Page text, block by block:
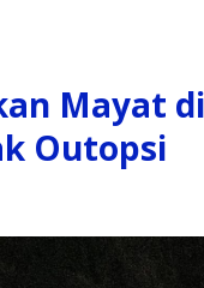
Mayat
Outopsi